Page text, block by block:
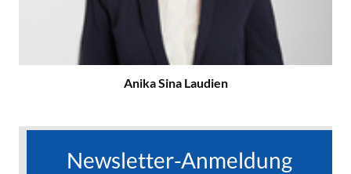
Anika Sina Laudien
Newsletter-Anmeldung